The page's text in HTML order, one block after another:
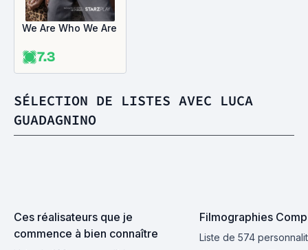
We Are Who We Are
7.3
SÉLECTION DE LISTES AVEC LUCA
GUADAGNINO
Ces réalisateurs que je
commence à bien connaître
Filmographies
Liste de 574